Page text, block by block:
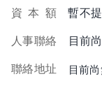
資 本 額 暫不
人事聯絡 目前
聯絡地址 目前